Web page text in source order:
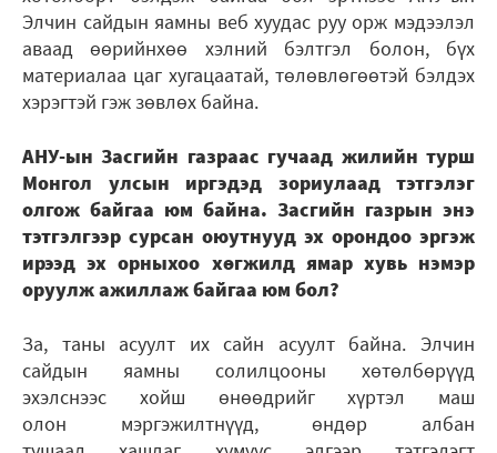
Элчин сайдын яамны веб хуудас руу орж мэдээлэл
аваад өөрийнхөө хэлний бэлтгэл болон, бүх
материалаа цаг хугацаатай, төлөвлөгөөтэй бэлдэх
хэрэгтэй гэж зөвлөх байна.
АНУ-ын Засгийн газраас гучаад жилийн турш
Монгол улсын иргэдэд зориулаад тэтгэлэг
олгож байгаа юм байна. Засгийн газрын энэ
тэтгэлгээр сурсан оюутнууд эх орондоо эргэж
ирээд эх орныхоо хөгжилд ямар хувь нэмэр
оруулж ажиллаж байгаа юм бол?
За, таны асуулт их сайн асуулт байна. Элчин
сайдын яамны солилцооны хөтөлбөрүүд
эхэлснээс хойш өнөөдрийг хүртэл маш
олон мэргэжилтнүүд, өндөр албан